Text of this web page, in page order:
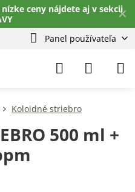
✕
ceny nájdete aj v sekcii
Panel používateľa
Koloidné striebro
500 ml +